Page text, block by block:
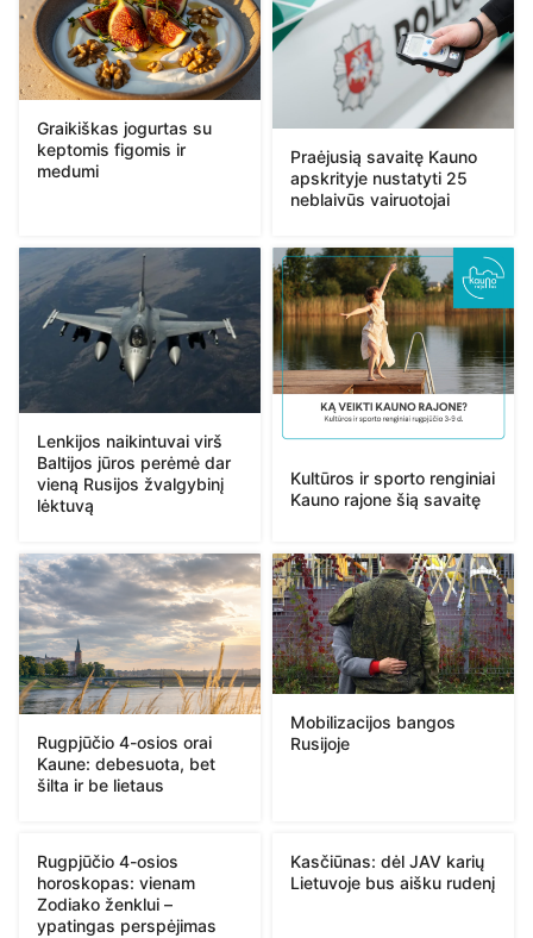
Graikiškas jogurtas su
keptomis figomis ir
medumi
Praėjusią savaitę Kauno
apskrityje nustatyti 25
neblaivūs vairuotojai
Lenkijos naikintuvai virš
Baltijos jūros perėmė dar
vieną Rusijos žvalgybinį
lėktuvą
Kultūros ir sporto renginiai
Kauno rajone šią savaitę
Rugpjūčio 4-osios orai
Kaune: debesuota, bet
šilta ir be lietaus
Mobilizacijos bangos
Rusijoje
Rugpjūčio 4-osios
horoskopas: vienam
Zodiako ženklui –
ypatingas perspėjimas
Kasčiūnas: dėl JAV karių
Lietuvoje bus aišku rudenį